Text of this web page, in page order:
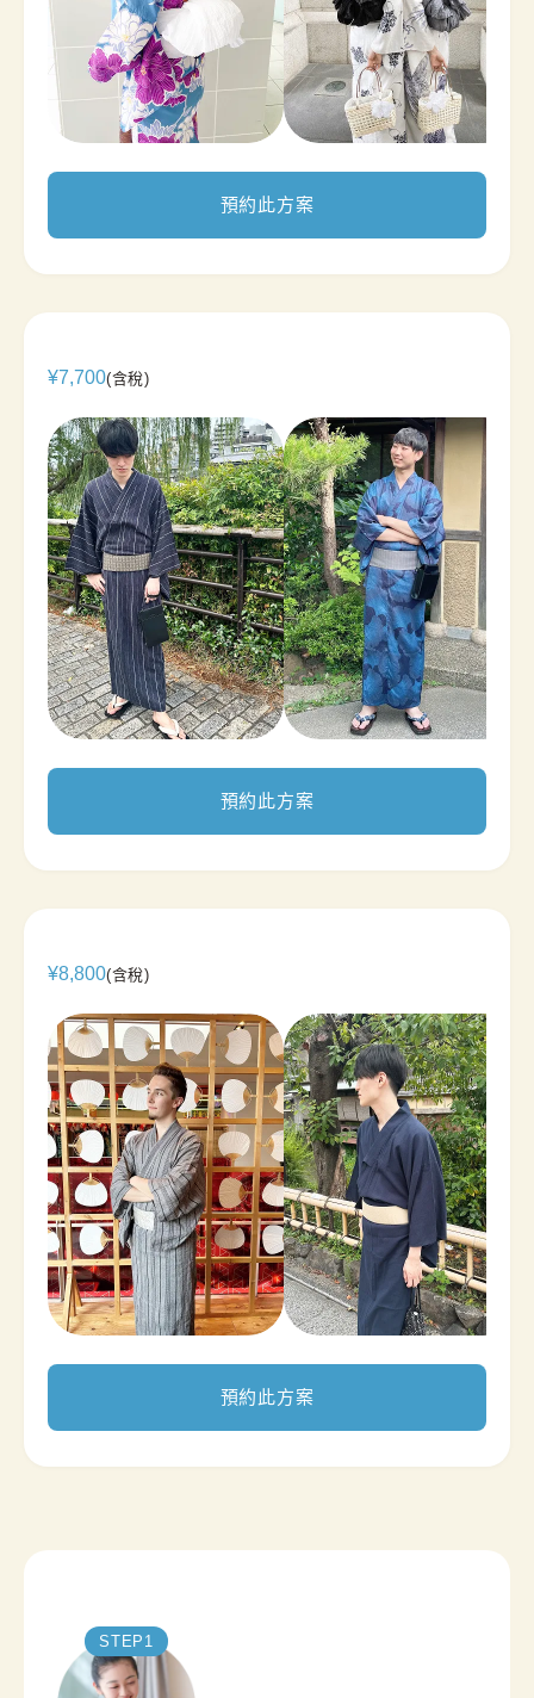
預約此方案
¥7,700(含稅)
預約此方案
¥8,800(含稅)
預約此方案
STEP 1